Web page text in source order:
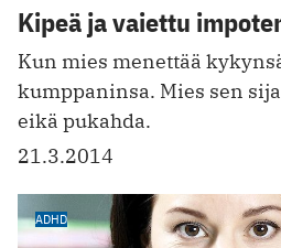
Kipeä ja vaiettu
Kun mies menettää
kumppaninsa. Mies sen
eikä pukahda.
21.3.2014
ADHD